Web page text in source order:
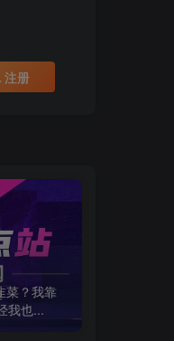
注册
菜？我靠
我也...